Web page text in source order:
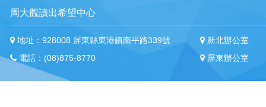
周大觀讀出希望中心
地址：928008 屏東縣東港鎮南平路339號
電話：(08)875-8770
新北辦公室
屏東辦公室